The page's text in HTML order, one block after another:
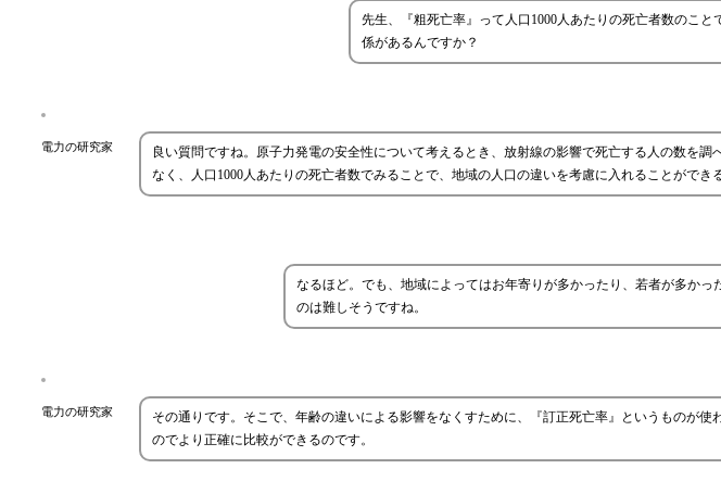
先生、『粗死亡率』って人口1000人あたりの死亡者数のこと
係があるんですか？
電力の研究家
良い質問ですね。原子力発電の安全性について考えるとき、放射線の影響で死亡する人の数を
なく、人口1000人あたりの死亡者数でみることで、地域の人口の違いを考慮に入れることができ
なるほど。でも、地域によってはお年寄りが多かったり、若者が多かっ
のは難しそうですね。
電力の研究家
その通りです。そこで、年齢の違いによる影響をなくすために、『訂正死亡率』というものが
のでより正確に比較ができるのです。